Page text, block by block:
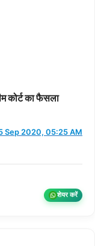
कोर्ट का फैसला
Sep 2020, 05:25 AM
शेयर करें